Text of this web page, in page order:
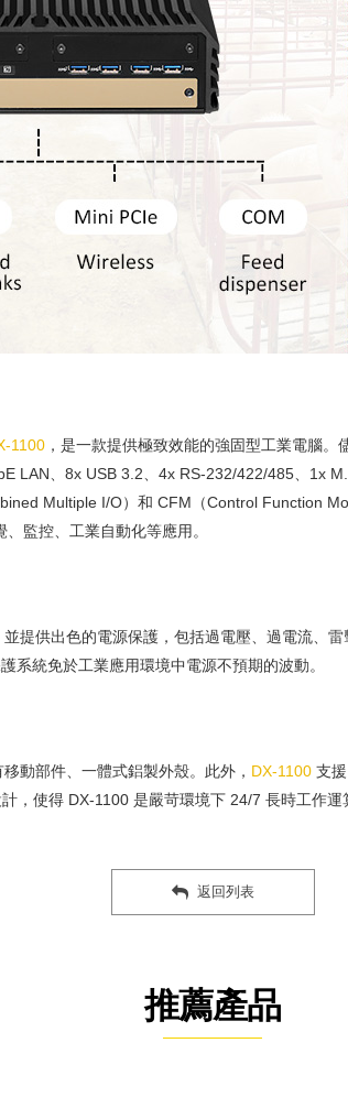
1100 ，是一款提供極致效能的強固型工業電腦
LAN、8x USB 3.2、4x RS-232/422/485、1x
Multiple I/O）和 CFM（Control Function
監控、工業自動化等應用。
提供出色的電源保護，包括過電壓、過電流、
系統免於工業應用環境中電源不預期的波動。
動部件、一體式鋁製外殼。此外， DX-1100 支
，使得 DX-1100 是嚴苛環境下 24/7 長時工作運
返回列表
推薦產品